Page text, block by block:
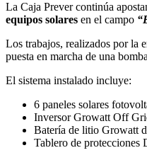
La Caja Prever continúa
equipos solares en el campo
Los trabajos, realizados por la
puesta en marcha de una
El sistema instalado incluye:
6 paneles solares
Inversor Growatt Off
Batería de litio Growatt
Tablero de protecciones